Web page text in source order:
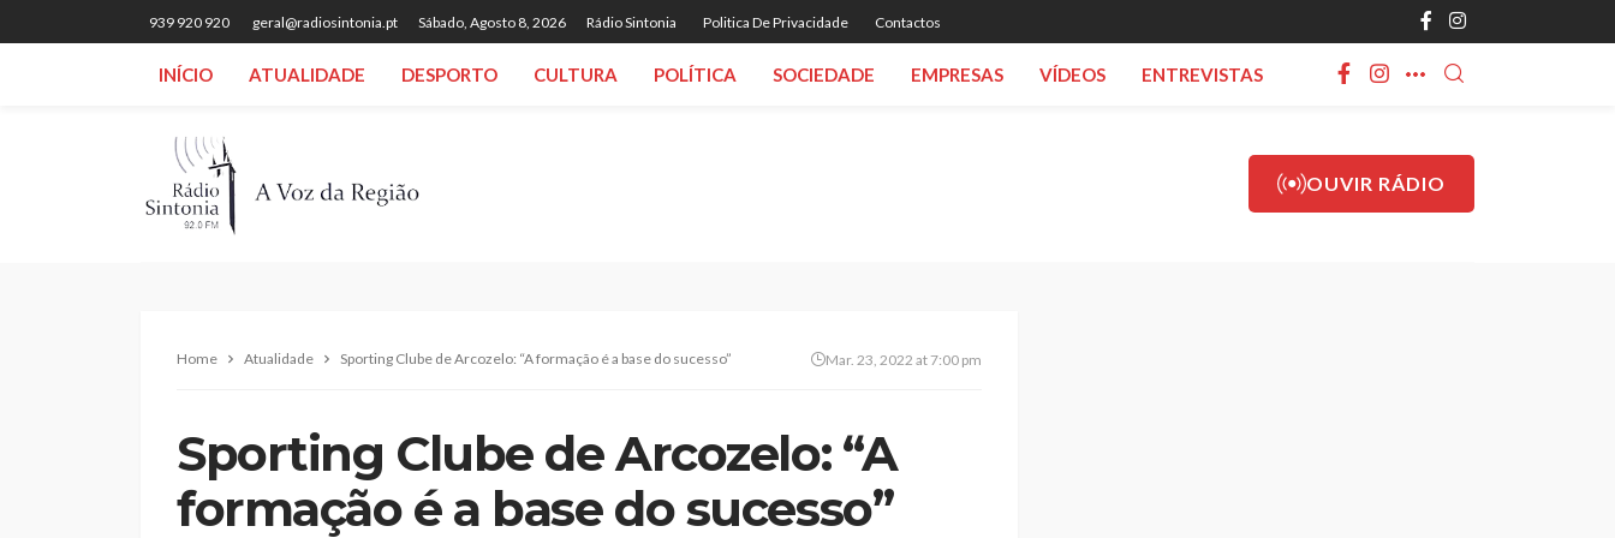
939 920 920 geral@radiosintonia.pt Sábado, Agosto 8, 2026 Rádio Sintonia Politica De Privacidade Contactos
INÍCIO ATUALIDADE DESPORTO CULTURA POLÍTICA SOCIEDADE EMPRESAS VÍDEOS ENTREVISTAS
OUVIR RÁDIO
Home Atualidade Sporting Clube de Arcozelo: “A formação é a base do sucesso” Mar. 23, 2022 at 7:00 pm
Sporting Clube de Arcozelo: “A
formação é a base do sucesso”